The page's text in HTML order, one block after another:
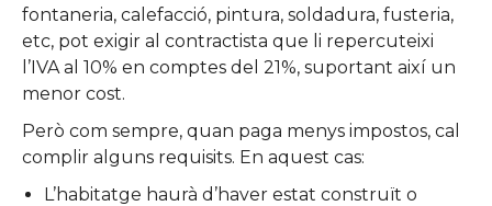
fontaneria, calefacció, pintura, soldadura, fusteria,
etc, pot exigir al contractista que li repercuteixi
l’IVA al 10% en comptes del 21%, suportant així un
menor cost.
Però com sempre, quan paga menys impostos, cal
complir alguns requisits. En aquest cas:
L’habitatge haurà d’haver estat construït o